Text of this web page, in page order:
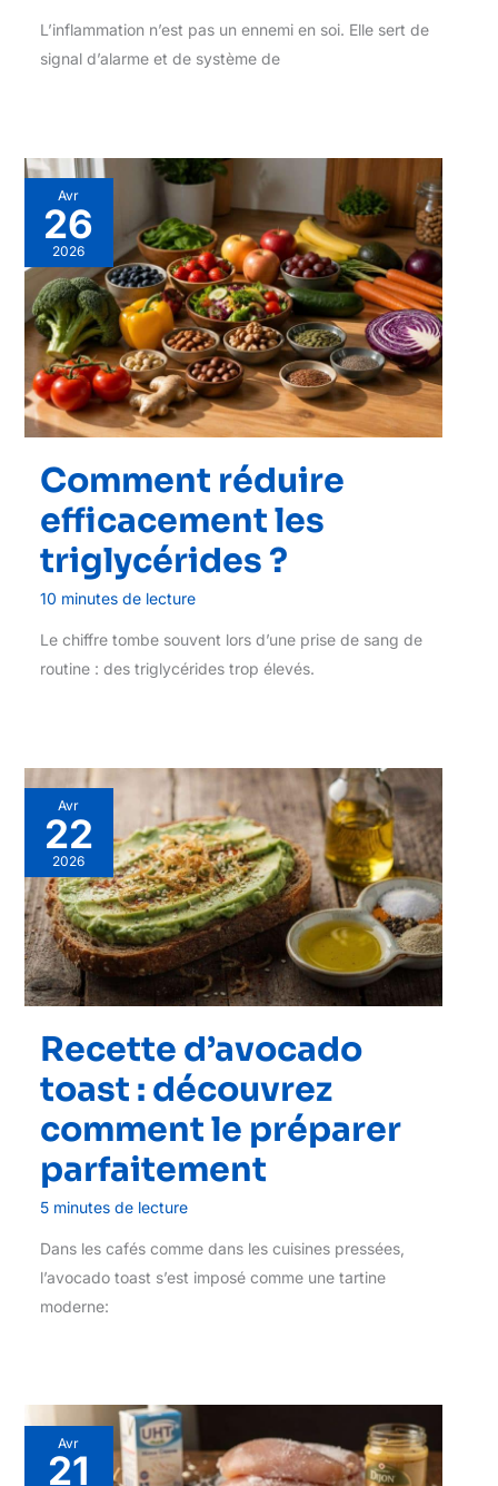
L’inflammation n’est pas un ennemi en soi. Elle sert de
signal d’alarme et de système de
Avr
26
2026
Comment réduire
efficacement les
triglycérides ?
10 minutes de lecture
Le chiffre tombe souvent lors d’une prise de sang de
routine : des triglycérides trop élevés.
Avr
22
2026
Recette d’avocado
toast : découvrez
comment le préparer
parfaitement
5 minutes de lecture
Dans les cafés comme dans les cuisines pressées,
l’avocado toast s’est imposé comme une tartine
moderne:
Avr
21